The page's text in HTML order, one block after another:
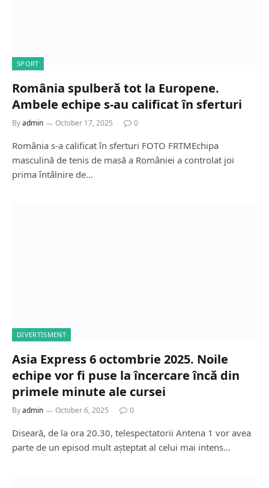
SPORT
România spulberă tot la Europene.
Ambele echipe s-au calificat în sferturi
Byadmin October 17, 2025 0
România s-a calificat în sferturi FOTO FRTMEchipa
masculină de tenis de masă a României a controlat joi
prima întâlnire de…
DIVERTISMENT
Asia Express 6 octombrie 2025. Noile
echipe vor fi puse la încercare încă din
primele minute ale cursei
Byadmin October 6, 2025 0
Diseară, de la ora 20.30, telespectatorii Antena 1 vor avea
parte de un episod mult așteptat al celui mai intens…